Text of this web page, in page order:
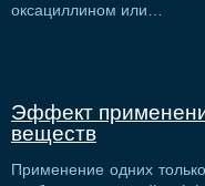
оксациллином или…
Эффект
веществ
Применение одних